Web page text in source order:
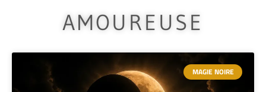
AMOUREUSE
MAGIE NOIRE